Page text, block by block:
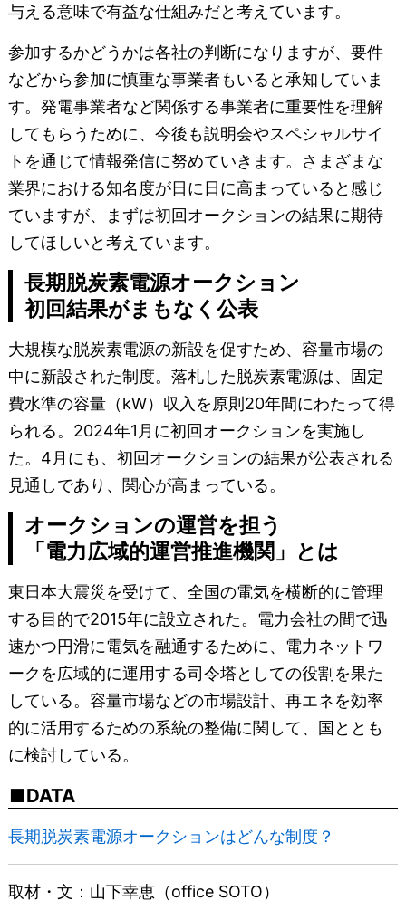
与える意味で有益な仕組みだと考えています。
参加するかどうかは各社の判断になりますが、要件
などから参加に慎重な事業者もいると承知していま
す。発電事業者など関係する事業者に重要性を理解
してもらうために、今後も説明会やスペシャルサイ
トを通じて情報発信に努めていきます。さまざまな
業界における知名度が日に日に高まっていると感じ
ていますが、まずは初回オークションの結果に期待
してほしいと考えています。
長期脱炭素電源オークション
初回結果がまもなく公表
大規模な脱炭素電源の新設を促すため、容量市場の
中に新設された制度。落札した脱炭素電源は、固定
費水準の容量（kW）収入を原則20年間にわたって得
られる。2024年1月に初回オークションを実施し
た。4月にも、初回オークションの結果が公表される
見通しであり、関心が高まっている。
オークションの運営を担う
「電力広域的運営推進機関」とは
東日本大震災を受けて、全国の電気を横断的に管理
する目的で2015年に設立された。電力会社の間で迅
速かつ円滑に電気を融通するために、電力ネットワ
ークを広域的に運用する司令塔としての役割を果た
している。容量市場などの市場設計、再エネを効率
的に活用するための系統の整備に関して、国ととも
に検討している。
DATA
長期脱炭素電源オークションはどんな制度？
取材・文：山下幸恵（office SOTO）